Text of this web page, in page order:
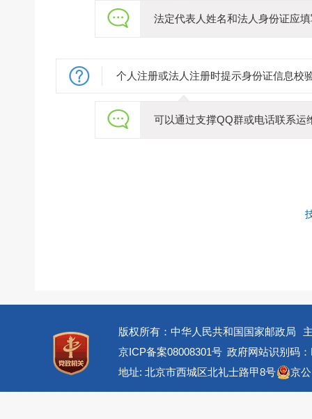
法定代表人姓名和法人身份证应
个人注册或法人注册时提示身份证信息校
可以通过支撑QQ群或电话联系运
版权所有：中华人民共和国国家邮政局
京ICP备案08008301号 政府网站识别码
地址: 北京市西城区北礼士路甲8号
京